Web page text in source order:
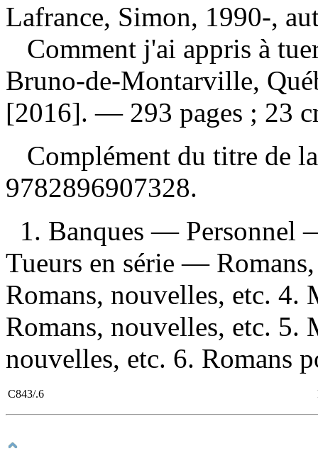
Lafrance, Simon, 1990-,
Comment j'ai appris à
Bruno-de-Montarville,
[2016]. — 293 pages ; 23
Complément du titre de
9782896907328.
1. Banques — Personnel
Tueurs en série —
Romans, nouvelles, etc.
Romans, nouvelles, etc.
nouvelles, etc. 6. Romans
C843/.6